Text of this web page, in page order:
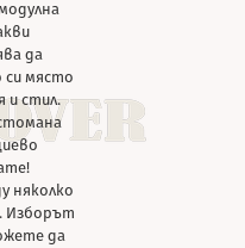
да
място
и стил.
няколко
Изборът
да